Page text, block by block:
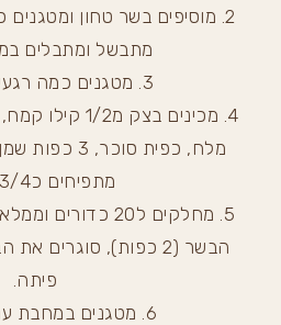
2. מוסיפים בשר טחון
מתבשל ומתבלים
3. מטגנים כמה רגעים ומצננים.
מתפיחים כ3/4 שעה.
5. מחלקים ל20
הבשר (2 כפות), סוגרים
פיתה.
6. מטגנים במחבת עם מעט שמן.